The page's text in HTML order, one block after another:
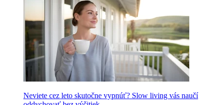
Neviete cez leto skutočne vypnúť? Slow living vás naučí